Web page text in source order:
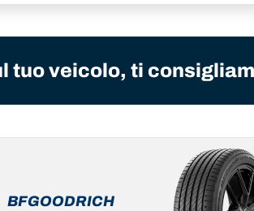
tuo veicolo, ti
BFGOODRICH